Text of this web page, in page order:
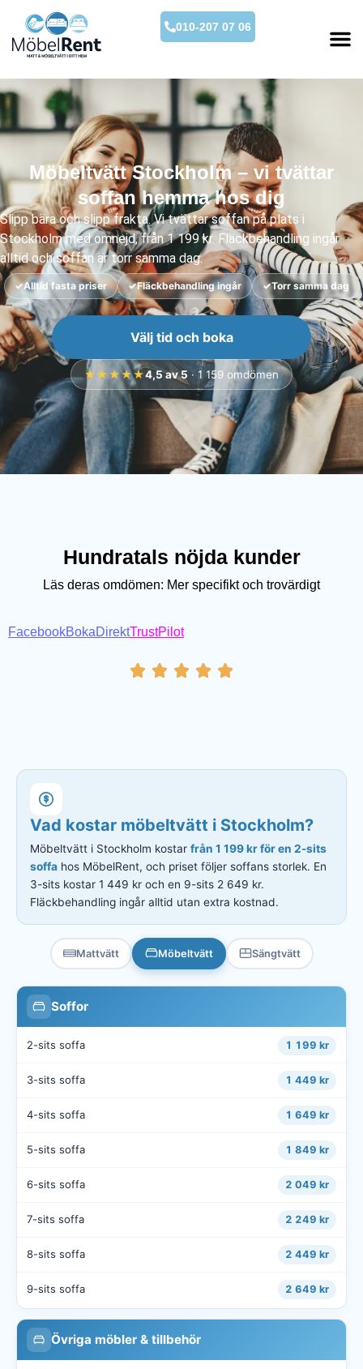
010-207 07 06
Möbeltvätt Stockholm – vi tvättar
soffan hemma hos dig
Slipp bära och slipp frakta. Vi tvättar soffan på plats i
Stockholm med omnejd, från 1 199 kr. Fläckbehandling ingår
alltid och soffan är torr samma dag.
✓Alltid fasta priser ✓Fläckbehandling ingår ✓Torr samma dag
Välj tid och boka
★★★★★4,5 av 5 · 1 159 omdömen
Hundratals nöjda kunder
Läs deras omdömen: Mer specifikt och trovärdigt
FacebookBokaDirektTrustPilot
Vad kostar möbeltvätt i Stockholm?
Möbeltvätt i Stockholm kostar från 1 199 kr för en 2-sits
soffa hos MöbelRent, och priset följer soffans storlek. En
3-sits kostar 1 449 kr och en 9-sits 2 649 kr.
Fläckbehandling ingår alltid utan extra kostnad.
Mattvätt Möbeltvätt Sängtvätt
Soffor
2-sits soffa 1 199 kr
3-sits soffa 1 449 kr
4-sits soffa 1 649 kr
5-sits soffa 1 849 kr
6-sits soffa 2 049 kr
7-sits soffa 2 249 kr
8-sits soffa 2 449 kr
9-sits soffa 2 649 kr
Övriga möbler & tillbehör